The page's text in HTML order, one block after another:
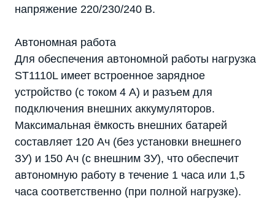
напряжение 220/230/240 В.
Автономная работа
Для обеспечения автономной работы нагрузка
ST1110L имеет встроенное зарядное
устройство (с током 4 А) и разъем для
подключения внешних аккумуляторов.
Максимальная ёмкость внешних батарей
составляет 120 Ач (без установки внешнего
ЗУ) и 150 Ач (с внешним ЗУ), что обеспечит
автономную работу в течение 1 часа или 1,5
часа соответственно (при полной нагрузке).